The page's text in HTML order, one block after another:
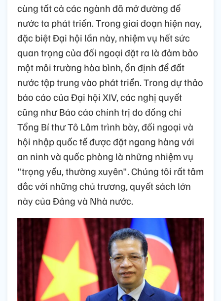
cùng tất cả các ngành đã mở đường để
nước ta phát triển. Trong giai đoạn hiện nay,
đặc biệt Đại hội lần này, nhiệm vụ hết sức
quan trọng của đối ngoại đặt ra là đảm bảo
một môi trường hòa bình, ổn định để đất
nước tập trung vào phát triển. Trong dự thảo
báo cáo của Đại hội XIV, các nghị quyết
cũng như Báo cáo chính trị do đồng chí
Tổng Bí thư Tô Lâm trình bày, đối ngoại và
hội nhập quốc tế được đặt ngang hàng với
an ninh và quốc phòng là những nhiệm vụ
"trọng yếu, thường xuyên". Chúng tôi rất tâm
đắc với những chủ trương, quyết sách lớn
này của Đảng và Nhà nước.